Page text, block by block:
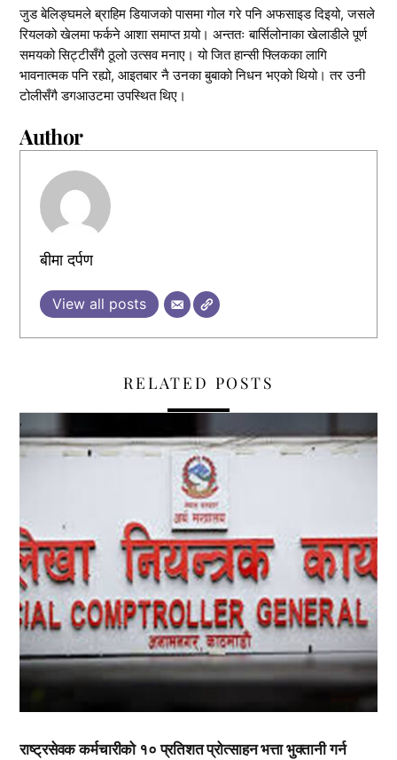
जुड बेलिङ्घमले ब्राहिम डियाजको पासमा गोल गरे पनि अफसाइड दिइयो, जसले
रियलको खेलमा फर्कने आशा समाप्त गर्‍यो। अन्ततः बार्सिलोनाका खेलाडीले पूर्ण
समयको सिट्टीसँगै ठूलो उत्सव मनाए। यो जित हान्सी फ्लिकका लागि
भावनात्मक पनि रह्यो, आइतबार नै उनका बुबाको निधन भएको थियो। तर उनी
टोलीसँगै डगआउटमा उपस्थित थिए।
Author
बीमा दर्पण
View all posts
RELATED POSTS
राष्ट्रसेवक कर्मचारीको १० प्रतिशत प्रोत्साहन भत्ता भुक्तानी गर्न